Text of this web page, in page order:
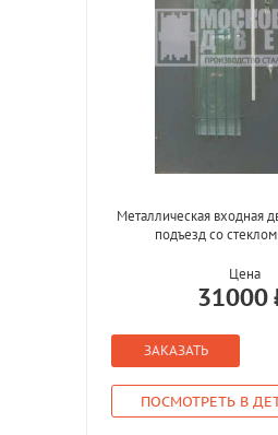
Металлическая входная
подъезд со
Цена
31000
ЗАКАЗАТЬ
ПОСМОТРЕТЬ В